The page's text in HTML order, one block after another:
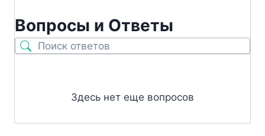
Вопросы и Ответы
Здесь нет еще вопросов